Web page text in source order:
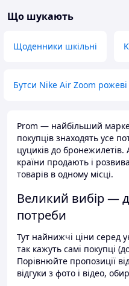
Що шукають
Щоденники шкільні
Бутси Nike Air Zoom рожеві
Prom — найбільший
покупців знаходять усе
цуциків до бронежилетів.
країни продають і
товарів в одному місці.
Великий вибір —
потреби
Тут найнижчі ціни серед
так кажуть самі покупці
Порівнюйте пропозиції
відгуки з фото і відео,